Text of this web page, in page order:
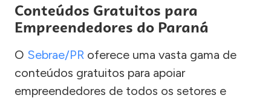
Conteúdos Gratuitos para
Empreendedores do Paraná
O Sebrae/PR oferece uma vasta gama de
conteúdos gratuitos para apoiar
empreendedores de todos os setores e